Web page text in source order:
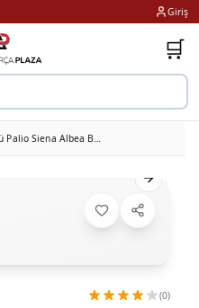
Giriş
🛒
Direksiyon Körüğü Palio Siena Albea Brava Bravo Marea Punto
Next
(0)